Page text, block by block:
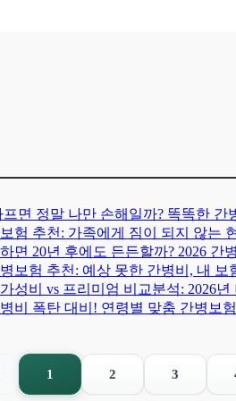
프면 정말 나만 손해일까? 똑똑한 간
험 추천: 가족에게 짐이 되지 않는
면 20년 후에도 든든할까? 2026 간
보험 추천: 예상 못한 간병비, 내 보
성비 vs 프리미엄 비교분석: 2026
비 폭탄 대비! 연령별 맞춤 간병보
1 2 3